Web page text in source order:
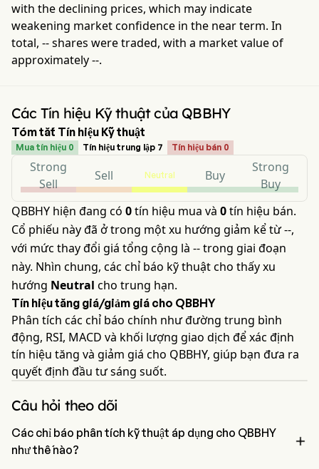
with the declining prices, which may indicate
weakening market confidence in the near term. In
total, --shares were traded, with a market value of
approximately--.
Các Tín hiệu Kỹ thuật của QBBHY
Tóm tắt Tín hiệu Kỹ thuật
Mua tín hiệu 0 Tín hiệu trung lập 7 Tín hiệu bán 0
Strong
Sell
Sell Neutral Buy
Strong
Buy
QBBHY hiện đang có 0tín hiệu mua và 0tín hiệu bán.
Cổ phiếu này đã ở trong một xu hướng giảm kể từ --,
với mức thay đổi giá tổng cộng là -- trong giai đoạn
này. Nhìn chung, các chỉ báo kỹ thuật cho thấy xu
hướng Neutral cho trung hạn.
Tín hiệu tăng giá/giảm giá cho QBBHY
Phân tích các chỉ báo chính như đường trung bình
động, RSI, MACD và khối lượng giao dịch để xác định
tín hiệu tăng và giảm giá cho QBBHY, giúp bạn đưa ra
quyết định đầu tư sáng suốt.
Câu hỏi theo dõi
Các chỉ báo phân tích kỹ thuật áp dụng cho QBBHY
như thế nào?
